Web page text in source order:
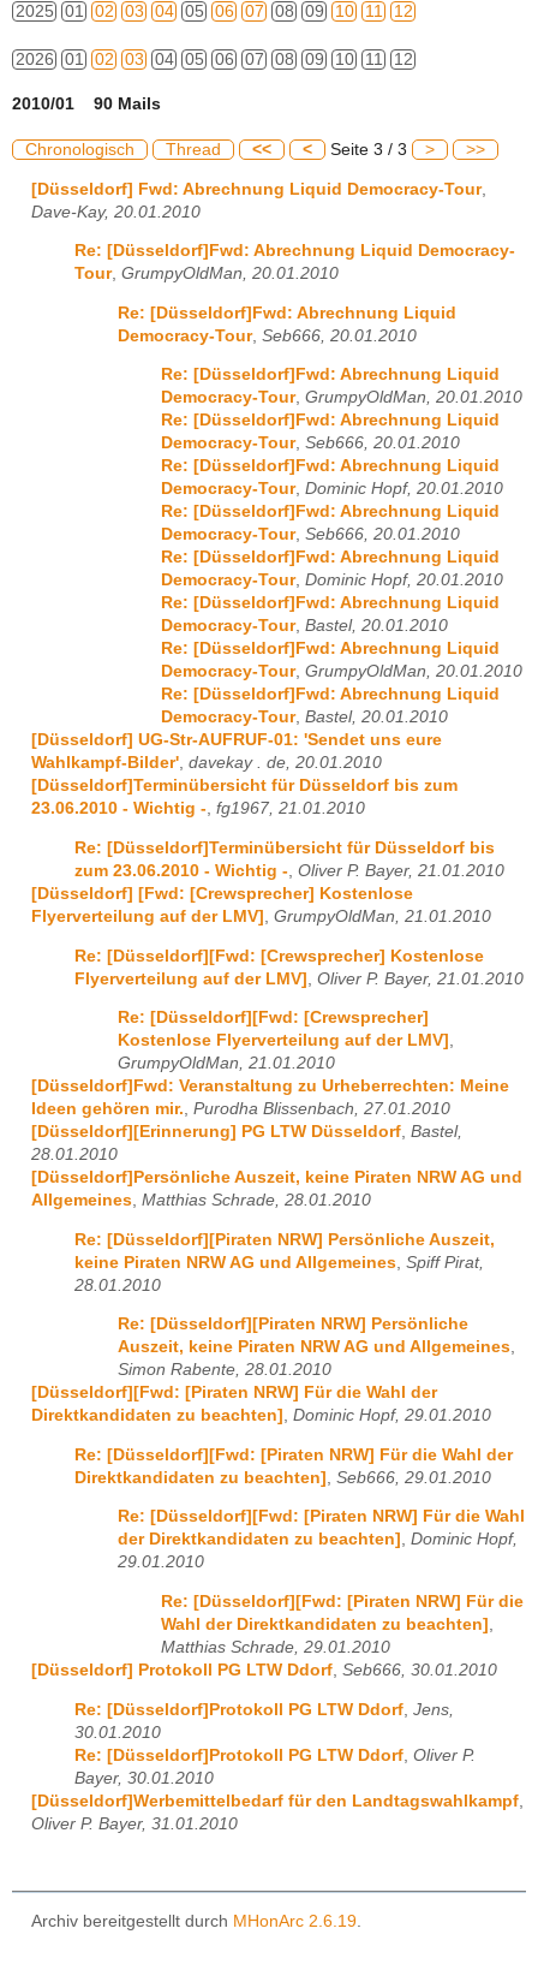
2025 01 02 03 04 05 06 07 08 09 10 11 12
2026 01 02 03 04 05 06 07 08 09 10 11 12
2010/01 90 Mails
Chronologisch Thread << < Seite 3 / 3 > >>
[Düsseldorf] Fwd: Abrechnung Liquid Democracy-Tour,
Dave-Kay, 20.01.2010
Re: [Düsseldorf]Fwd: Abrechnung Liquid Democracy-
Tour, GrumpyOldMan, 20.01.2010
Re: [Düsseldorf]Fwd: Abrechnung Liquid
Democracy-Tour, Seb666, 20.01.2010
Re: [Düsseldorf]Fwd: Abrechnung Liquid
Democracy-Tour, GrumpyOldMan, 20.01.2010
Re: [Düsseldorf]Fwd: Abrechnung Liquid
Democracy-Tour, Seb666, 20.01.2010
Re: [Düsseldorf]Fwd: Abrechnung Liquid
Democracy-Tour, Dominic Hopf, 20.01.2010
Re: [Düsseldorf]Fwd: Abrechnung Liquid
Democracy-Tour, Seb666, 20.01.2010
Re: [Düsseldorf]Fwd: Abrechnung Liquid
Democracy-Tour, Dominic Hopf, 20.01.2010
Re: [Düsseldorf]Fwd: Abrechnung Liquid
Democracy-Tour, Bastel, 20.01.2010
Re: [Düsseldorf]Fwd: Abrechnung Liquid
Democracy-Tour, GrumpyOldMan, 20.01.2010
Re: [Düsseldorf]Fwd: Abrechnung Liquid
Democracy-Tour, Bastel, 20.01.2010
[Düsseldorf] UG-Str-AUFRUF-01: 'Sendet uns eure
Wahlkampf-Bilder', davekay . de, 20.01.2010
[Düsseldorf]Terminübersicht für Düsseldorf bis zum
23.06.2010 - Wichtig -, fg1967, 21.01.2010
Re: [Düsseldorf]Terminübersicht für Düsseldorf bis
zum 23.06.2010 - Wichtig - Oliver P. Bayer, 21.01.2010
[Düsseldorf] [Fwd: [Crewsprecher] Kostenlose
Flyerverteilung auf der LMV]
GrumpyOldMan, 21.01.2010
Re: [Düsseldorf][Fwd: [Crewsprecher] Kostenlose
Flyerverteilung auf der LMV] Oliver P. Bayer, 21.01.2010
Re: [Düsseldorf][Fwd: [Crewsprecher]
Kostenlose Flyerverteilung auf der LMV] ,
GrumpyOldMan, 21.01.2010
[Düsseldorf]Fwd: Veranstaltung zu Urheberrechten: Meine
Ideen gehören mir., Purodha Blissenbach, 27.01.2010
[Düsseldorf][Erinnerung] PG LTW Düsseldorf, Bastel,
28.01.2010
[Düsseldorf]Persönliche Auszeit, keine Piraten NRW AG und
Allgemeines, Matthias Schrade, 28.01.2010
Re: [Düsseldorf][Piraten NRW] Persönliche Auszeit,
keine Piraten NRW AG und Allgemeines Spiff Pirat,
28.01.2010
Re: [Düsseldorf][Piraten NRW] Persönliche
Auszeit, keine Piraten NRW AG und Allgemeines,
Simon Rabente, 28.01.2010
[Düsseldorf][Fwd: [Piraten NRW] Für die Wahl der
Direktkandidaten zu beachten] , Dominic Hopf, 29.01.2010
Re: [Düsseldorf][Fwd: [Piraten NRW] Für die Wahl der
Direktkandidaten zu beachten]
Seb666, 29.01.2010
Re: [Düsseldorf][Fwd: [Piraten NRW] Für die Wahl
der Direktkandidaten zu beachten] , Dominic Hopf,
29.01.2010
Re: [Düsseldorf][Fwd: [Piraten NRW] Für die
Wahl der Direktkandidaten zu beachten] ,
Matthias Schrade, 29.01.2010
[Düsseldorf] Protokoll PG LTW Ddorf, Seb666, 30.01.2010
Re: [Düsseldorf]Protokoll PG LTW Ddorf Jens,
30.01.2010
Re: [Düsseldorf]Protokoll PG LTW Ddorf Oliver P.
Bayer, 30.01.2010
[Düsseldorf]Werbemittelbedarf für den Landtagswahlkampf
Oliver P. Bayer, 31.01.2010
Archiv bereitgestellt durch MHonArc 2.6.19.